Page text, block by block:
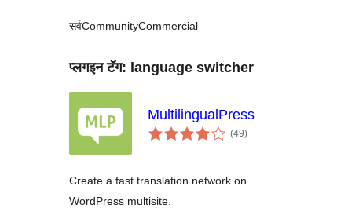
सर्वCommunityCommercial
प्लगइन टॅग: language switcher
MultilingualPress
(49एकूण
मूल्यांकन
)
Create a fast translation network on
WordPress multisite.